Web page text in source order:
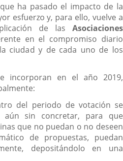
ha pasado el impacto de la
esfuerzo y, para ello, vuelve a
de las Asociaciones
en el compromiso diario
ciudad y de cada uno de los
incorporan en el año 2019,
del periodo de votación se
aún sin concretar, para que
que no puedan o no deseen
de propuestas, puedan
depositándolo en una